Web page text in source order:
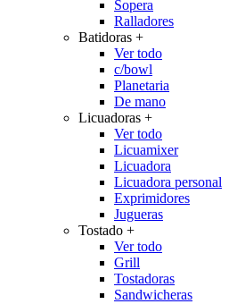
Sopera
Ralladores
Batidoras +
Ver todo
c/bowl
Planetaria
De mano
Licuadoras +
Ver todo
Licuamixer
Licuadora
Licuadora personal
Exprimidores
Jugueras
Tostado +
Ver todo
Grill
Tostadoras
Sandwicheras